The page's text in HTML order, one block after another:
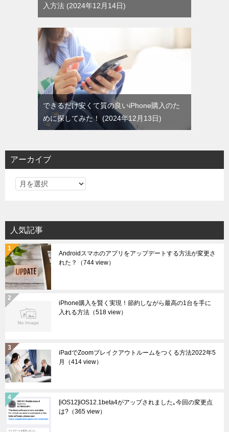
入方法
2024年12月14日
できるだけ安くて質の良いiPhone購入のた
めに探してみた！
2024年12月13日
アーカイブ
ア
イ
ブ
人気記事
Androidスマホのアプリをアップデートする方法が変更さ
れた？
（744 view）
iPhone購入を賢く実現！節約しながら最高の1台を手に
入れる方法 （518 view）
iPadでZoomブレイクアウトルームをつくる方法2022年5
月
（414 view）
[iOS12]iOS12.1beta4がアップされました｡今回の変更点
は? （365 view）